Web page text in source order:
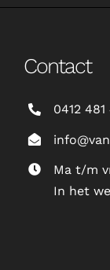
Contact
0412 481
Ma t/m
In het